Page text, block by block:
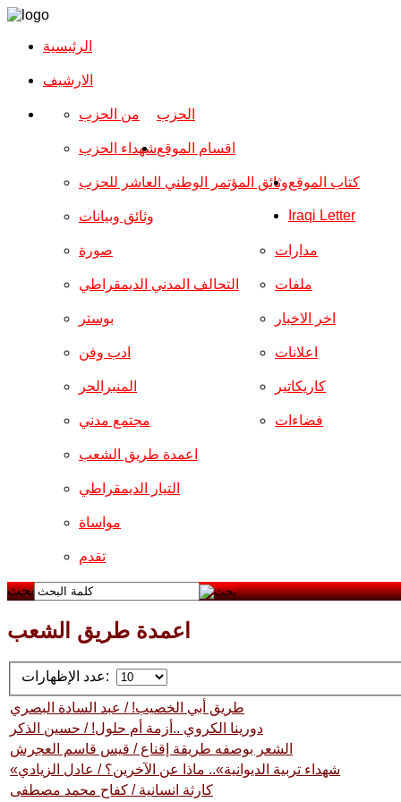
الرئيسية
الارشیف
الحزب من الحزب
شهداء الحزب
وثائق المؤتمر الوطني العاشر للحزب
وثائق وبيانات
اقسام الموقع
صورة
التحالف المدني الديمقراطي
بوستر
ادب وفن
المنبرالحر
مجتمع مدني
مدارات
ملفات
اخر الاخبار
اعلانات
كاريكاتير
فضاءات
اعمدة طريق الشعب
التيار الديمقراطي
مواساة
تقدم
كتاب الموقع
Iraqi Letter
بحث
اعمدة طريق الشعب
عدد الإظهارات:
طريق أبي الخصيب! / عبد السادة البصري
دورينا الكروي ..أزمة أم حلول! / حسين الذكر
الشعر بوصفه طريقة إقناع / قيس قاسم العجرش
«شهداء تربية الديوانية».. ماذا عن الآخرين؟ / عادل الزيادي
كارثة انسانية / كفاح محمد مصطفى